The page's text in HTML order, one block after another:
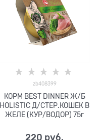
zb408399
КОРМ BEST DINNER Ж/Б
HOLISTIC Д/СТЕР.КОШЕК В
ЖЕЛЕ (КУР/ВОДОР) 75г
220 руб.